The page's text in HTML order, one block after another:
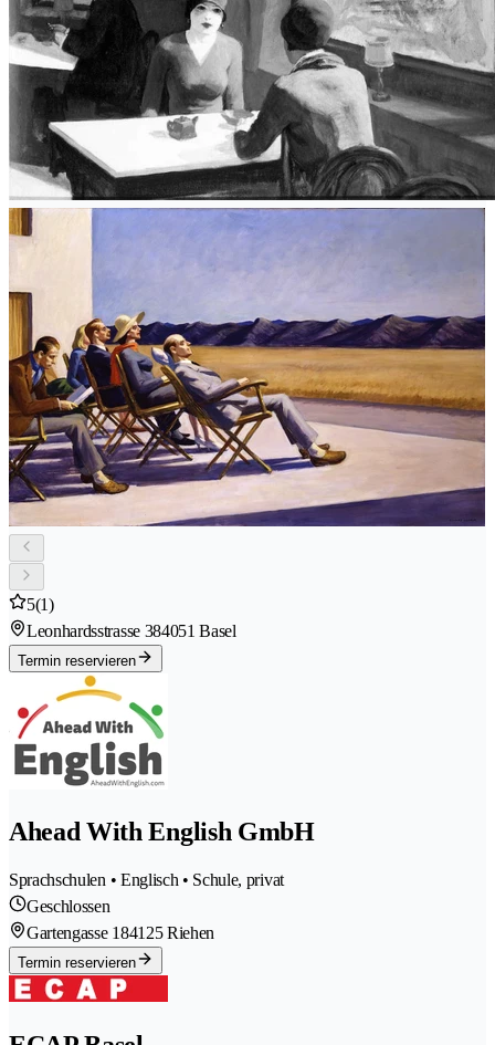
5(1)
Leonhardsstrasse 384051 Basel
Termin reservieren
Ahead With English GmbH
Sprachschulen • Englisch • Schule, privat
Geschlossen
Gartengasse 184125 Riehen
Termin reservieren